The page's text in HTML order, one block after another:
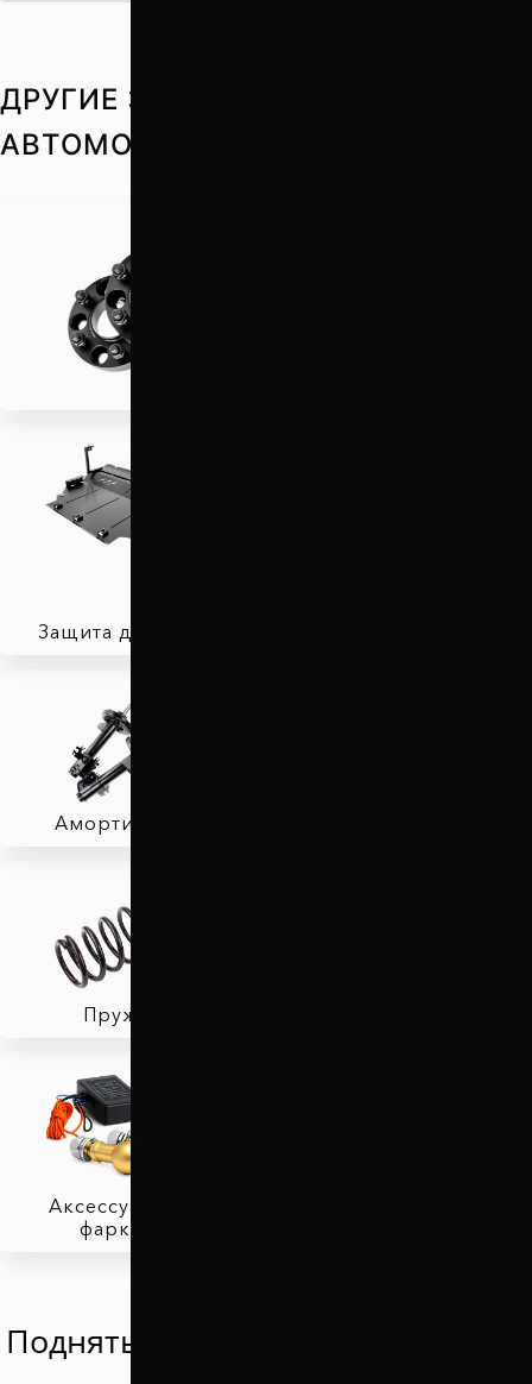
ДРУГИЕ ЗАПЧАСТИ НА ВАШ
АВТОМОБИЛЬ
Защита двигателя
Амортизаторы
Пружины
Аксессуары для
фаркопов
Поднять Скион ИМ